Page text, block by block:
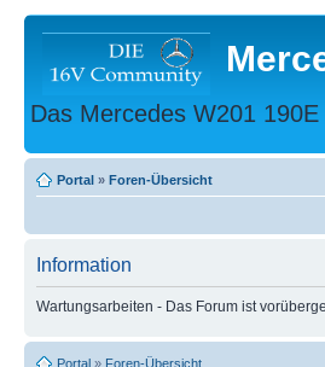
Das Mercedes W201
Portal » Foren-Übersicht
Information
Wartungsarbeiten - Das Forum ist
Portal » Foren-Übersicht